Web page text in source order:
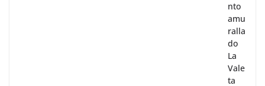
nto
amu
ralla
do
La
Vale
ta